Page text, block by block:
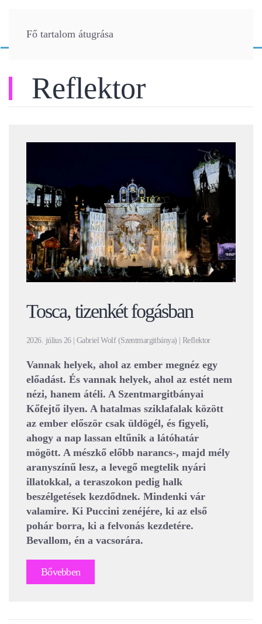
Fő tartalom átugrása
Reflektor
Tosca, tizenkét fogásban
2026. július 26 | Gabriel Wolf (Szentmargitbánya) | Reflektor
Vannak helyek, ahol az ember megnéz egy
előadást. És vannak helyek, ahol az estét nem
nézi, hanem átéli. A Szentmargitbányai
Kőfejtő ilyen. A hatalmas sziklafalak között
az ember először csak üldögél, és figyeli,
ahogy a nap lassan eltűnik a látóhatár
mögött. A mészkő előbb narancs-, majd mély
aranyszínű lesz, a levegő megtelik nyári
illatokkal, a teraszokon pedig halk
beszélgetések kezdődnek. Mindenki vár
valamire. Ki Puccini zenéjére, ki az első
pohár borra, ki a felvonás kezdetére.
Bevallom, én a vacsorára.
Bővebben